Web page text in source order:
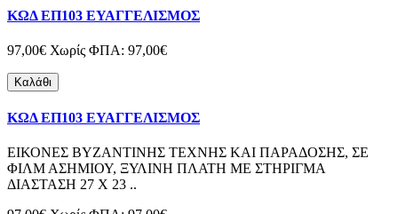
ΚΩΔ ΕΠ103 ΕΥΑΓΓΕΛΙΣΜΟΣ
97,00€ Χωρίς ΦΠΑ: 97,00€
Καλάθι
ΚΩΔ ΕΠ103 ΕΥΑΓΓΕΛΙΣΜΟΣ
ΕΙΚΟΝΕΣ ΒΥΖΑΝΤΙΝΗΣ ΤΕΧΝΗΣ ΚΑΙ ΠΑΡΑΔΟΣΗΣ, ΣΕ
ΦΙΛΜ ΑΣΗΜΙΟΥ, ΞΥΛΙΝΗ ΠΛΑΤΗ ΜΕ ΣΤΗΡΙΓΜΑ
ΔΙΑΣΤΑΣΗ 27 Χ 23 ..